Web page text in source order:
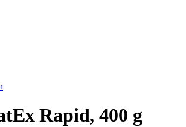
Rapid, 400 g